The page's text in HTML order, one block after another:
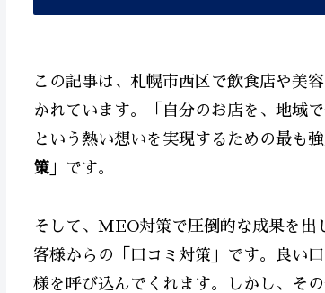
この記事は、札幌市西区で飲食店や美
かれています。「自分のお店を、地域
という熱い想いを実現するための最も
策」です。
そして、MEO対策で圧倒的な成果を出
客様からの「口コミ対策」です。良い
様を呼び込んでくれます。しかし、そ